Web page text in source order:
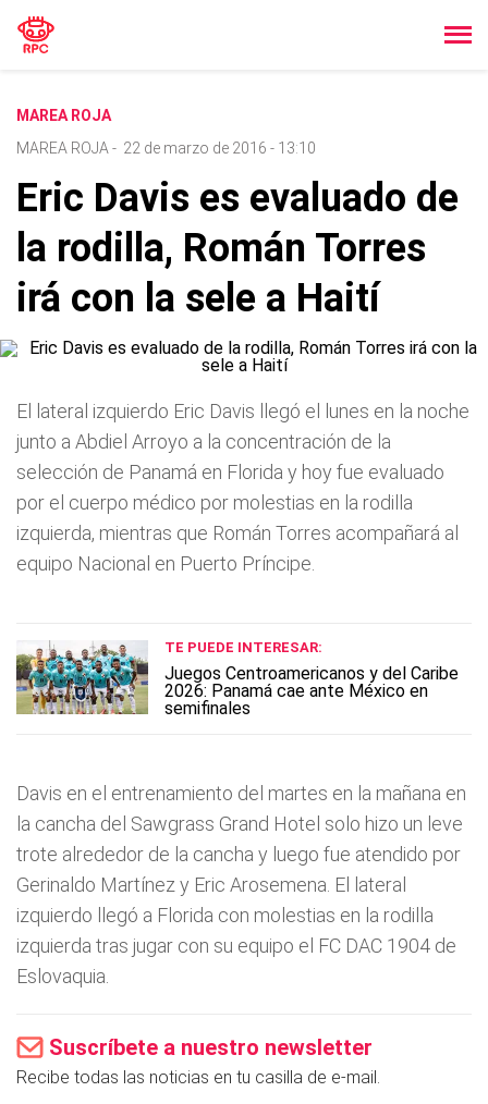
MAREA ROJA
MAREA ROJA - 22 de marzo de 2016 - 13:10
Eric Davis es evaluado de
la rodilla, Román Torres
irá con la sele a Haití
El lateral izquierdo Eric Davis llegó el lunes en la noche
junto a Abdiel Arroyo a la concentración de la
selección de Panamá en Florida y hoy fue evaluado
por el cuerpo médico por molestias en la rodilla
izquierda, mientras que Román Torres acompañará al
equipo Nacional en Puerto Príncipe.
TE PUEDE INTERESAR:
Juegos Centroamericanos y del Caribe
2026: Panamá cae ante México en
semifinales
Davis en el entrenamiento del martes en la mañana en
la cancha del Sawgrass Grand Hotel solo hizo un leve
trote alrededor de la cancha y luego fue atendido por
Gerinaldo Martínez y Eric Arosemena. El lateral
izquierdo llegó a Florida con molestias en la rodilla
izquierda tras jugar con su equipo el FC DAC 1904 de
Eslovaquia.
Suscríbete a nuestro newsletter
Recibe todas las noticias en tu casilla de e-mail.